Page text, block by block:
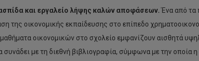
και εργαλείο λήψης καλών αποφάσεων.Ένα από τα
της οικονομικής εκπαίδευσης στο επίπεδο
οικονομικών στο σχολείο εμφανίζουν αισθητά
συνάδει με τη διεθνή βιβλιογραφία, σύμφωνα με την οποία